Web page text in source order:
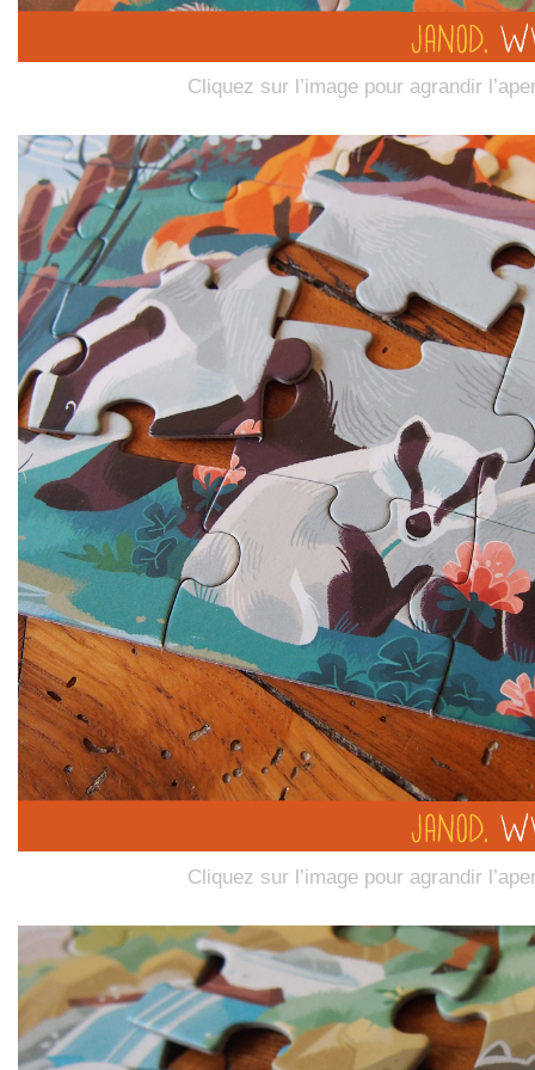
Cliquez sur l’image pour agrandir
Cliquez sur l’image pour agrandir